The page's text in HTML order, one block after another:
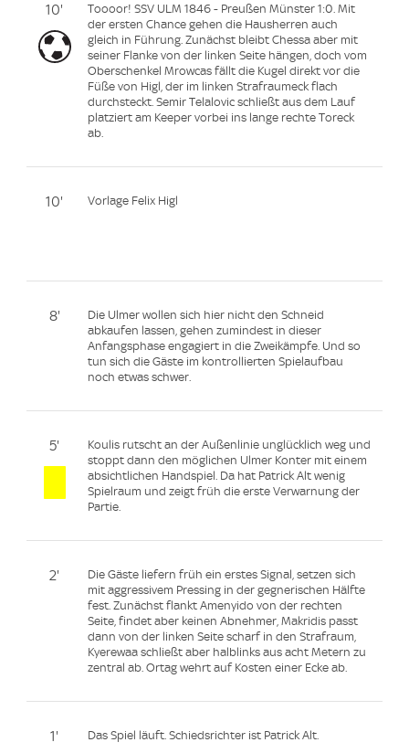
10'
Toooor! SSV ULM 1846 - Preußen Münster 1:0. Mit
der ersten Chance gehen die Hausherren auch
gleich in Führung. Zunächst bleibt Chessa aber mit
seiner Flanke von der linken Seite hängen, doch vom
Oberschenkel Mrowcas fällt die Kugel direkt vor die
Füße von Higl, der im linken Strafraumeck flach
durchsteckt. Semir Telalovic schließt aus dem Lauf
platziert am Keeper vorbei ins lange rechte Toreck
ab.
10' Vorlage Felix Higl
8'
Die Ulmer wollen sich hier nicht den Schneid
abkaufen lassen, gehen zumindest in dieser
Anfangsphase engagiert in die Zweikämpfe. Und so
tun sich die Gäste im kontrollierten Spielaufbau
noch etwas schwer.
5'
Koulis rutscht an der Außenlinie unglücklich weg und
stoppt dann den möglichen Ulmer Konter mit einem
absichtlichen Handspiel. Da hat Patrick Alt wenig
Spielraum und zeigt früh die erste Verwarnung der
Partie.
2'
Die Gäste liefern früh ein erstes Signal, setzen sich
mit aggressivem Pressing in der gegnerischen Hälfte
fest. Zunächst flankt Amenyido von der rechten
Seite, findet aber keinen Abnehmer, Makridis passt
dann von der linken Seite scharf in den Strafraum,
Kyerewaa schließt aber halblinks aus acht Metern zu
zentral ab. Ortag wehrt auf Kosten einer Ecke ab.
1' Das Spiel läuft. Schiedsrichter ist Patrick Alt.